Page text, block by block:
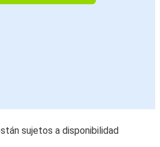
sujetos a disponibilidad